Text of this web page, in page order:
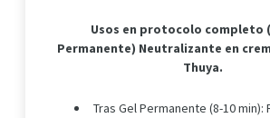
Usos en protocolo completo
Permanente) Neutralizante en
Thuya.
Tras Gel Permanente (8-10 min):